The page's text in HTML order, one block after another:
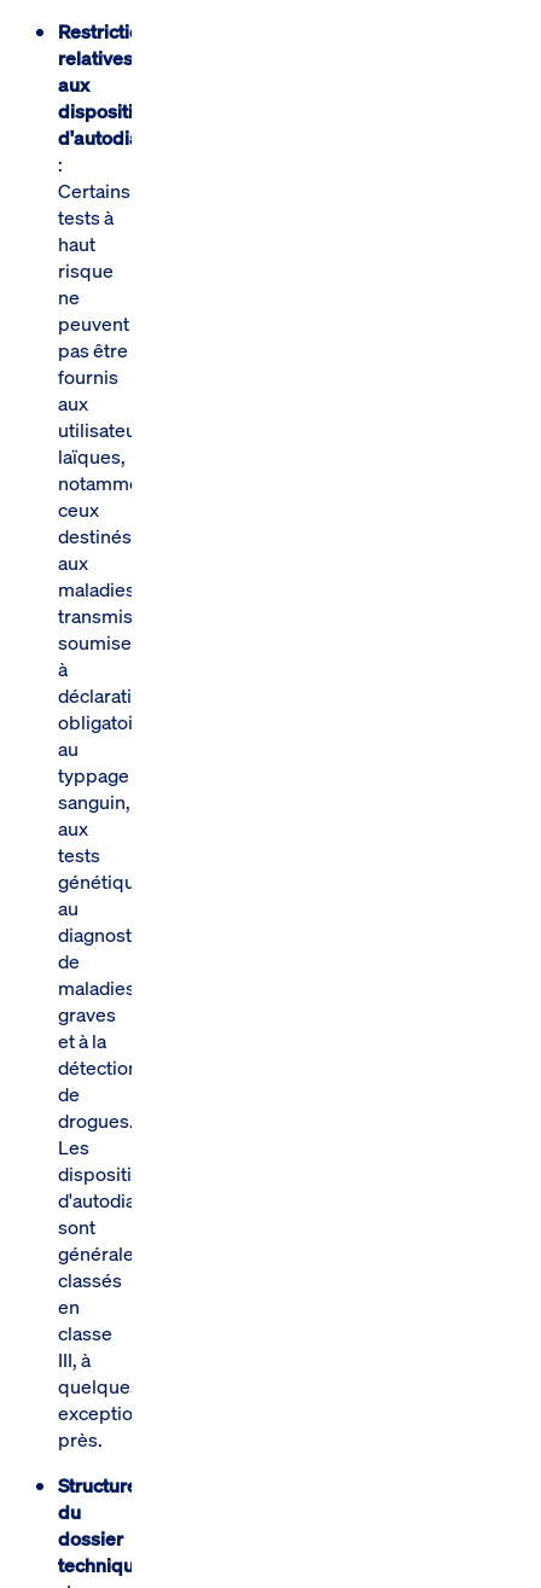
Restrictions
relatives
aux
dispositifs
d'autodiagnostic
:
Certains
tests à
haut
risque
ne
peuvent
pas être
fournis
aux
utilisateurs
laïques,
notamment
ceux
destinés
aux
maladies
transmissibles
soumises
à
déclaration
obligatoire,
au
typpage
sanguin,
aux
tests
génétiques,
au
diagnostic
de
maladies
graves
et à la
détection
de
drogues.
Les
dispositifs
d'autodiagnostic
sont
généralement
classés
en
classe
III, à
quelques
exceptions
près.
Structure
du
dossier
technique